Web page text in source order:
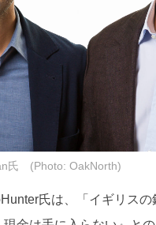
氏 (Photo: OakNorth)
氏は、「イギリスの